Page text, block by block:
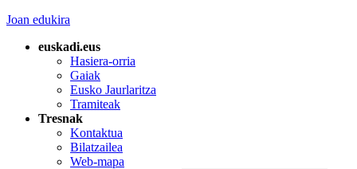
Joan edukira
euskadi.eus
Hasiera-orria
Gaiak
Eusko Jaurlaritza
Tramiteak
Tresnak
Kontaktua
Bilatzailea
Web-mapa